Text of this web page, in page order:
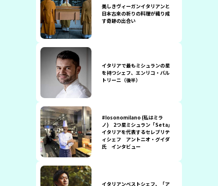
美しきヴィーガンイタリアンと
日本古来の祈りの料理が織り成
す奇跡の出合い
イタリアで最もミシュランの星
を持つシェフ、エンリコ・バル
トリーニ（後半）
#Iosonomilano (私はミラ
ノ) 2つ星ミシュラン「Seta」
イタリアを代表するセレブリテ
ィシェフ アントニオ・グイダ
氏 インタビュー
イタリアンベストシェフ、「ア